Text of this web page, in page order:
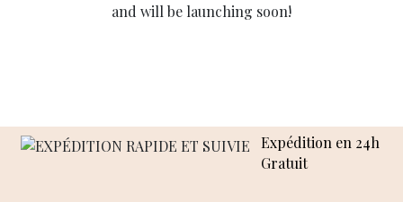
and will be launching soon!
Expédition en 24h
Gratuit